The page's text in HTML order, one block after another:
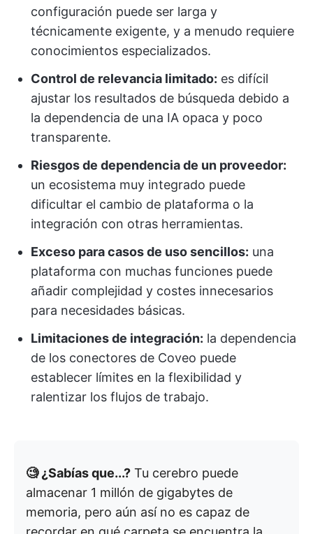
configuración puede ser larga y
técnicamente exigente, y a menudo requiere
conocimientos especializados.
Control de relevancia limitado: es difícil
ajustar los resultados de búsqueda debido a
la dependencia de una IA opaca y poco
transparente.
Riesgos de dependencia de un proveedor:
un ecosistema muy integrado puede
dificultar el cambio de plataforma o la
integración con otras herramientas.
Exceso para casos de uso sencillos: una
plataforma con muchas funciones puede
añadir complejidad y costes innecesarios
para necesidades básicas.
Limitaciones de integración: la dependencia
de los conectores de Coveo puede
establecer límites en la flexibilidad y
ralentizar los flujos de trabajo.
🧐 ¿Sabías que...? Tu cerebro puede
almacenar 1 millón de gigabytes de
memoria, pero aún así no es capaz de